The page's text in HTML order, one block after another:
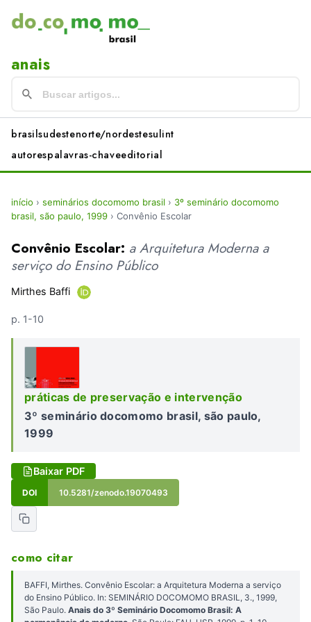
anais
brasilsudestenorte/nordestesulint
autorespalavras-chaveeditorial
início › seminários docomomo brasil › 3º seminário docomomo
brasil, são paulo, 1999 › Convênio Escolar
Convênio Escolar: a Arquitetura Moderna a
serviço do Ensino Público
Mirthes Baffi
p. 1-10
práticas de preservação e intervenção
3º seminário docomomo brasil, são paulo,
1999
Baixar PDF
DOI 10.5281/zenodo.19070493
como citar
BAFFI, Mirthes. Convênio Escolar: a Arquitetura Moderna a serviço
do Ensino Público. In: SEMINÁRIO DOCOMOMO BRASIL, 3., 1999,
São Paulo. Anais do 3º Seminário Docomomo Brasil: A